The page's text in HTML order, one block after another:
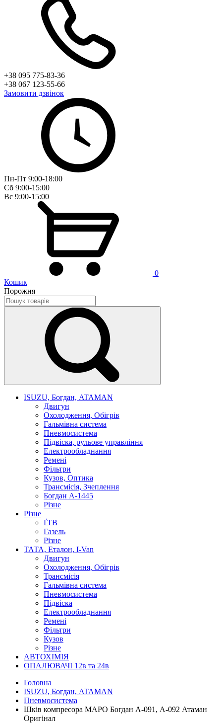
+38 095 775-83-36
+38 067 123-55-66
Замовити дзвінок
Пн-Пт 9:00-18:00
Сб 9:00-15:00
Вс 9:00-15:00
0
Кошик
Порожня
ISUZU, Богдан, ATAMAN
Двигун
Охолодження, Обігрів
Гальмівна система
Пневмосистема
Підвіска, рульове управління
Електрообладнання
Ремені
Фільтри
Кузов, Оптика
Трансмісія, Зчеплення
Богдан А-1445
Різне
Різне
ҐТВ
Газель
Різне
ТАТА, Еталон, I-Van
Двигун
Охолодження, Обігрів
Трансмісія
Гальмівна система
Пневмосистема
Підвіска
Електрообладнання
Ремені
Фільтри
Кузов
Різне
АВТОХІМІЯ
ОПАЛЮВАЧІ 12в та 24в
Головна
ISUZU, Богдан, ATAMAN
Пневмосистема
Шків компресора МАРО Богдан А-091, А-092 Атаман
Оригінал